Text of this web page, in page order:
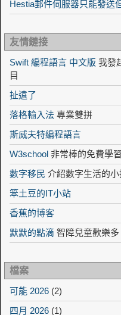
Hestia郵件伺服器只能發送
友情鏈接
Swift 編程語言 中文版 我發
目
扯遠了
落格輸入法 專業雙拼
斯威夫特編程語言
W3school 非常棒的免費學
數字移民 介紹數字生活的
笨土豆的IT小站
香蕉的博客
默默的點滴 智障兒童歡樂多
檔案
可能 2026 (2)
四月 2026 (1)